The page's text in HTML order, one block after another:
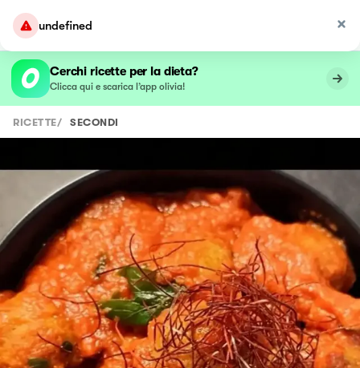
undefined
Cerchi ricette per la dieta?
Clicca qui e scarica l’app olivia!
RICETTE/ SECONDI